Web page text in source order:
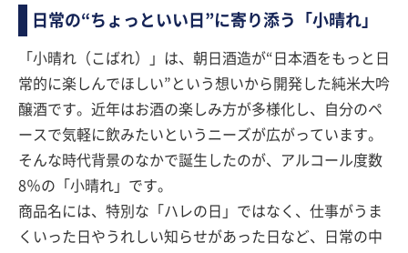
日常の“ちょっといい日”に寄り添う「小晴れ」
「小晴れ（こばれ）」は、朝日酒造が“日本酒をもっと日
常的に楽しんでほしい”という想いから開発した純米大吟
醸酒です。近年はお酒の楽しみ方が多様化し、自分のペ
ースで気軽に飲みたいというニーズが広がっています。
そんな時代背景のなかで誕生したのが、アルコール度数
8％の「小晴れ」です。
商品名には、特別な「ハレの日」ではなく、仕事がうま
くいった日やうれしい知らせがあった日など、日常の中